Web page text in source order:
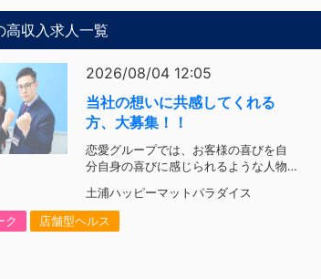
高収入求人一覧
2026/08/04 12:05
当社の想いに共感してくれる
方、大募集！！
恋愛グループでは、お客様の喜びを自
分自身の喜びに感じられるような人物
様が笑顔になると自分も嬉しい・お客
様だけでなく、働く仲間もキャストさ
んも笑顔になると嬉しい・喜んで(楽し
土浦ハッピーマットパラダイス
ク
店舗型ヘルス